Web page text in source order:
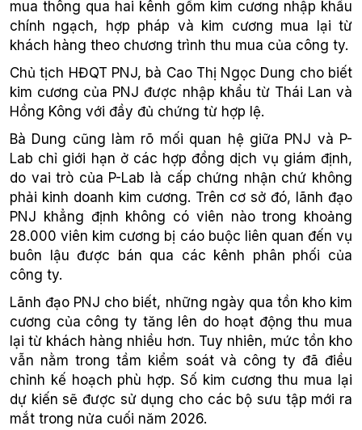
mua thông qua hai kênh gồm kim cương nhập khẩu
chính ngạch, hợp pháp và kim cương mua lại từ
khách hàng theo chương trình thu mua của công ty.
Chủ tịch HĐQT PNJ, bà Cao Thị Ngọc Dung cho biết
kim cương của PNJ được nhập khẩu từ Thái Lan và
Hồng Kông với đầy đủ chứng từ hợp lệ.
Bà Dung cũng làm rõ mối quan hệ giữa PNJ và P-
Lab chỉ giới hạn ở các hợp đồng dịch vụ giám định,
do vai trò của P-Lab là cấp chứng nhận chứ không
phải kinh doanh kim cương. Trên cơ sở đó, lãnh đạo
PNJ khẳng định không có viên nào trong khoảng
28.000 viên kim cương bị cáo buộc liên quan đến vụ
buôn lậu được bán qua các kênh phân phối của
công ty.
Lãnh đạo PNJ cho biết, những ngày qua tồn kho kim
cương của công ty tăng lên do hoạt động thu mua
lại từ khách hàng nhiều hơn. Tuy nhiên, mức tồn kho
vẫn nằm trong tầm kiểm soát và công ty đã điều
chỉnh kế hoạch phù hợp. Số kim cương thu mua lại
dự kiến sẽ được sử dụng cho các bộ sưu tập mới ra
mắt trong nửa cuối năm 2026.